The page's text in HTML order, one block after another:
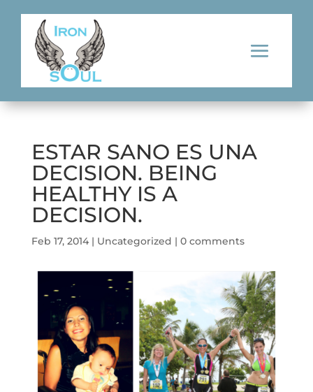
ESTAR SANO ES UNA
DECISION. BEING
HEALTHY IS A
DECISION.
Feb 17, 2014| Uncategorized | 0 comments